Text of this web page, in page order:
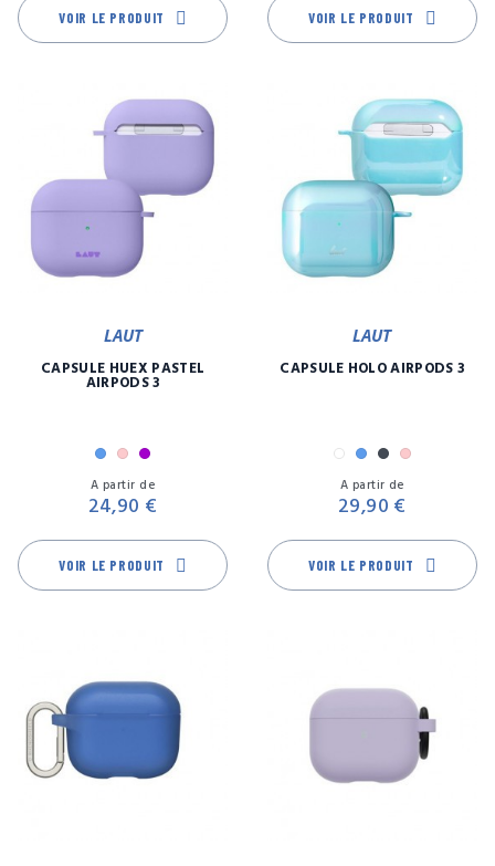
VOIR LE PRODUIT VOIR LE PRODUIT
LAUT
CAPSULE HUEX PASTEL
AIRPODS 3
BleuRoseViolet
A partir de
24,90 €
VOIR LE PRODUIT
LAUT
CAPSULE HOLO AIRPODS 3
Blanc
BleuNoirRose
A partir de
29,90 €
VOIR LE PRODUIT